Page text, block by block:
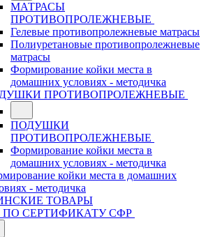
МАТРАСЫ
ПРОТИВОПРОЛЕЖНЕВЫЕ
Гелевые противопролежневые матрасы
Полиуретановые противопролежневые
матрасы
Формирование койки места в
домашних условиях - методичка
ПРОТИВОПРОЛЕЖНЕВЫЕ
ПОДУШКИ
ПРОТИВОПРОЛЕЖНЕВЫЕ
Формирование койки места в
домашних условиях - методичка
койки места в домашних
- методичка
ТОВАРЫ
ПО СЕРТИФИКАТУ СФР